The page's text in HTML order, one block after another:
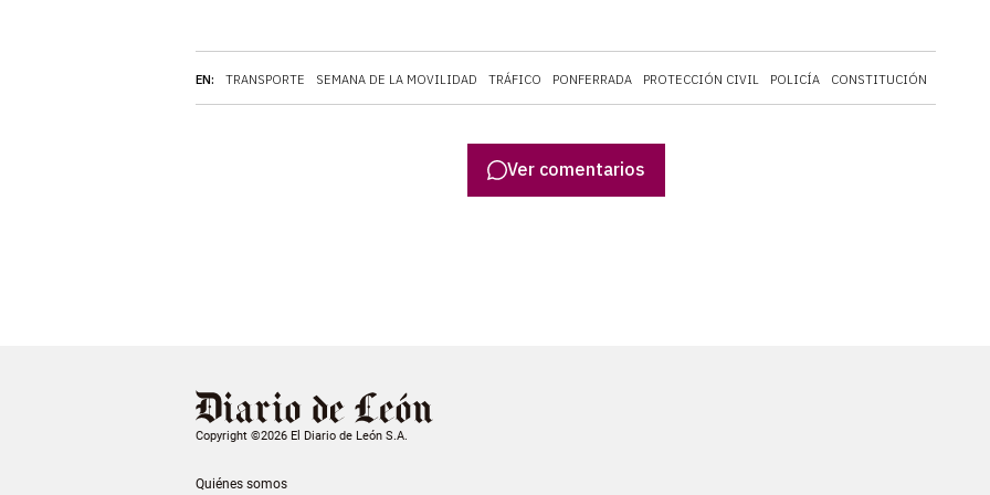
EN: TRANSPORTE SEMANA DE LA MOVILIDAD TRÁFICO PONFERRADA PROTECCIÓN CIVIL POLICÍA CONSTITUCIÓN
Ver comentarios
Copyright ©2026 El Diario de León S.A.
Quiénes somos